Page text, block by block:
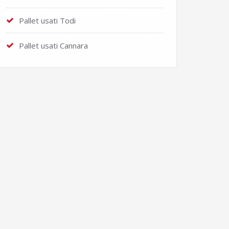
Pallet usati Todi
Pallet usati Cannara